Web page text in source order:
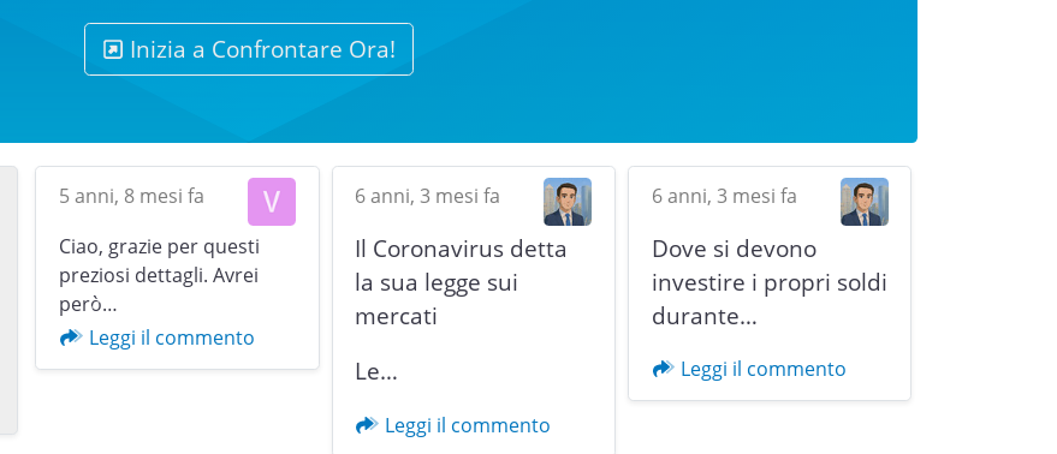
Inizia a Confrontare Ora!
5 anni, 8 mesi fa
Ciao, grazie per questi
preziosi dettagli. Avrei
però…
Leggi il commento
6 anni, 3 mesi fa
Il Coronavirus detta
la sua legge sui
mercati
Le…
Leggi il commento
6 anni, 3 mesi fa
Dove si devono
investire i propri soldi
durante…
Leggi il commento
Previous